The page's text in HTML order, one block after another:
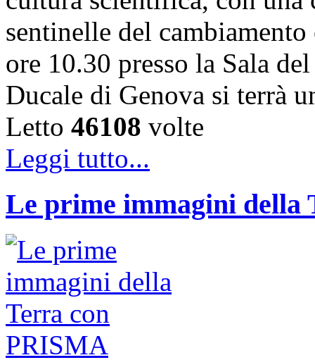
sentinelle del
ore 10.30 presso la Sala
Ducale di Genova si terrà
Letto 46108 volte
Leggi tutto...
Le prime immagini della